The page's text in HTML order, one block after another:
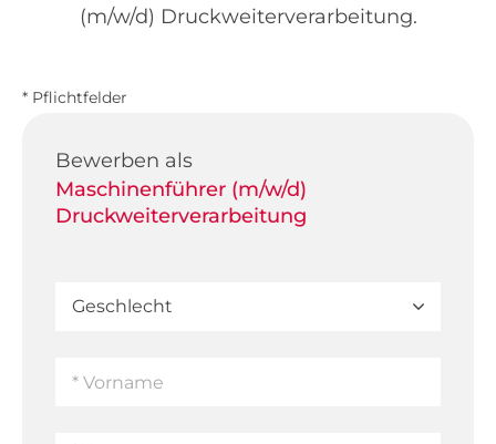
(m/w/d) Druckweiterverarbeitung.
* Pflichtfelder
Bewerben als
Maschinenführer (m/w/d)
Druckweiterverarbeitung